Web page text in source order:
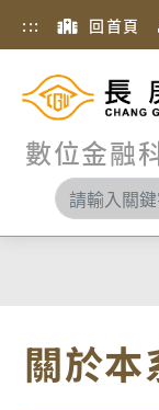
::: 回首頁
數位金融
關於本